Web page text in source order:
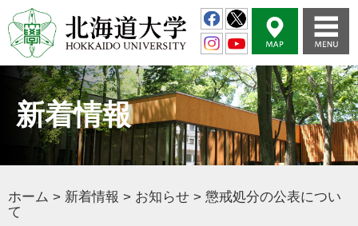
新着情報
ホーム > 新着情報 > お知らせ > 懲戒処分の公表につい
て